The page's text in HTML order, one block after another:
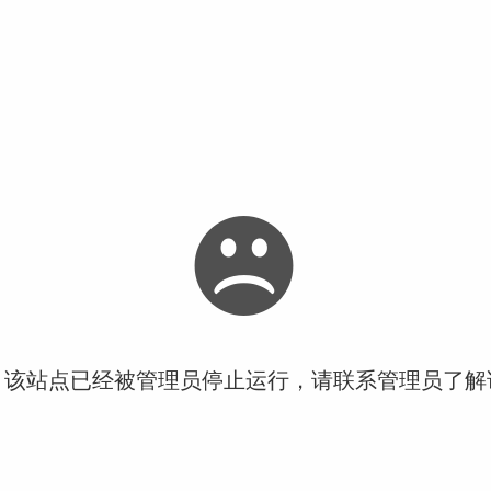
站点已经被管理员停止运行，请联系管理员了